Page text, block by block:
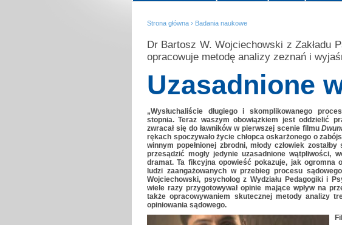
Strona główna › Badania naukowe
Dr Bartosz W. Wojciechowski z Zakładu
opracowuje metodę analizy zeznań i
Uzasadnione
„Wysłuchaliście długiego i skomplikowanego
stopnia. Teraz waszym obowiązkiem jest oddzielić
zwracał się do ławników w pierwszej scenie filmu
rękach spoczywało życie chłopca oskarżonego o
winnym popełnionej zbrodni, młody człowiek
przesądzić mogły jedynie uzasadnione wątpliwości,
dramat. Ta fikcyjna opowieść pokazuje, jak ogromna
ludzi zaangażowanych w przebieg procesu
Wojciechowski, psycholog z Wydziału Pedagogiki i
wiele razy przygotowywał opinie mające wpływ na
także opracowywaniem skutecznej metody analizy
opiniowania sądowego.